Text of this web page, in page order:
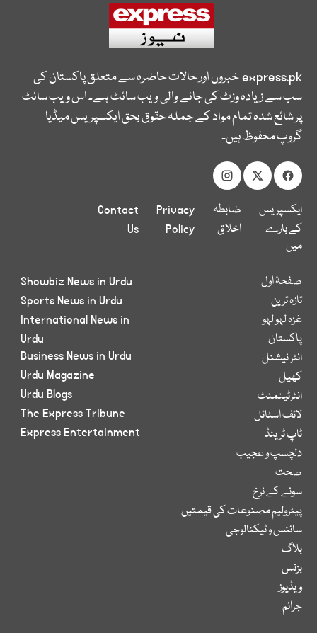
express.pkخبروں اور حالات حاضرہ سے متعلق پاکستان کی
سب سے زیادہ وزٹ کی جانے والی ویب سائٹ ہے۔ اس ویب سائٹ
پر شائع شدہ تمام مواد کے جملہ حقوق بحق ایکسپریس میڈیا
گروپ محفوظ ہیں۔
ایکسپریس
کے بارے
میں
ضابطہ
اخلاق
Privacy
Policy
Contact
Us
صفحۂ اول
تازہ ترین
غزہ لہو لہو
پاکستان
انٹر نیشنل
کھیل
انٹرٹینمنٹ
لائف اسٹائل
ٹاپ ٹرینڈ
دلچسپ و عجیب
صحت
سونے کے نرخ
پیٹرولیم مصنوعات کی قیمتیں
سائنس و ٹیکنالوجی
بلاگ
بزنس
ویڈیوز
جرائم
Showbiz News in Urdu
Sports News in Urdu
International News in
Urdu
Business News in Urdu
Urdu Magazine
Urdu Blogs
The Express Tribune
Express Entertainment